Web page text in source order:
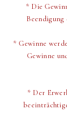
* Die
* Gewinne
Gewinne
* Der